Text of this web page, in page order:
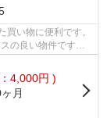
い物に便利です。
の良い物件です。
4,000円 )
月